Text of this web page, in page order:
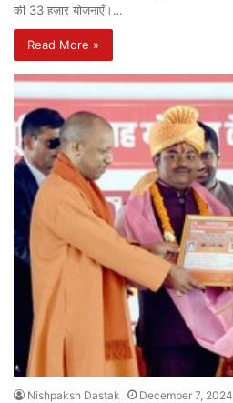
की 33 हज़ार योजनाएँ।…
Read More »
Nishpaksh Dastak December 7, 2024